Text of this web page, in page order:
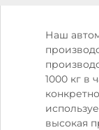
Наш
1000 кг в
высокая